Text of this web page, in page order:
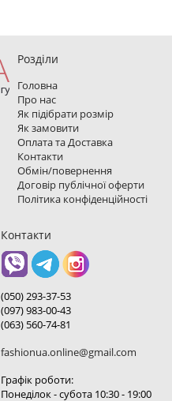
Розділи
Головна
Про нас
Як підібрати розмір
Як замовити
Оплата та Доставка
Контакти
Обмін/повернення
Договір публічної оферти
Політика конфіденційності
Контакти
(050) 293-37-53
(097) 983-00-43
(063) 560-74-81
fashionua.online@gmail.com
Графік роботи:
Понеділок - субота 10:30 - 19:00